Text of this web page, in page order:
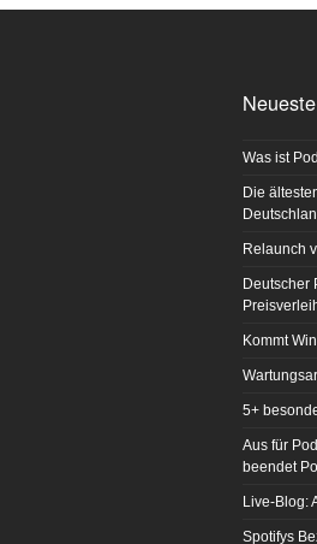
Was ist
Die
Relaunch
Deutscher
Kommt
5+
Aus für
beendet
Live-Blog:
Spotifys